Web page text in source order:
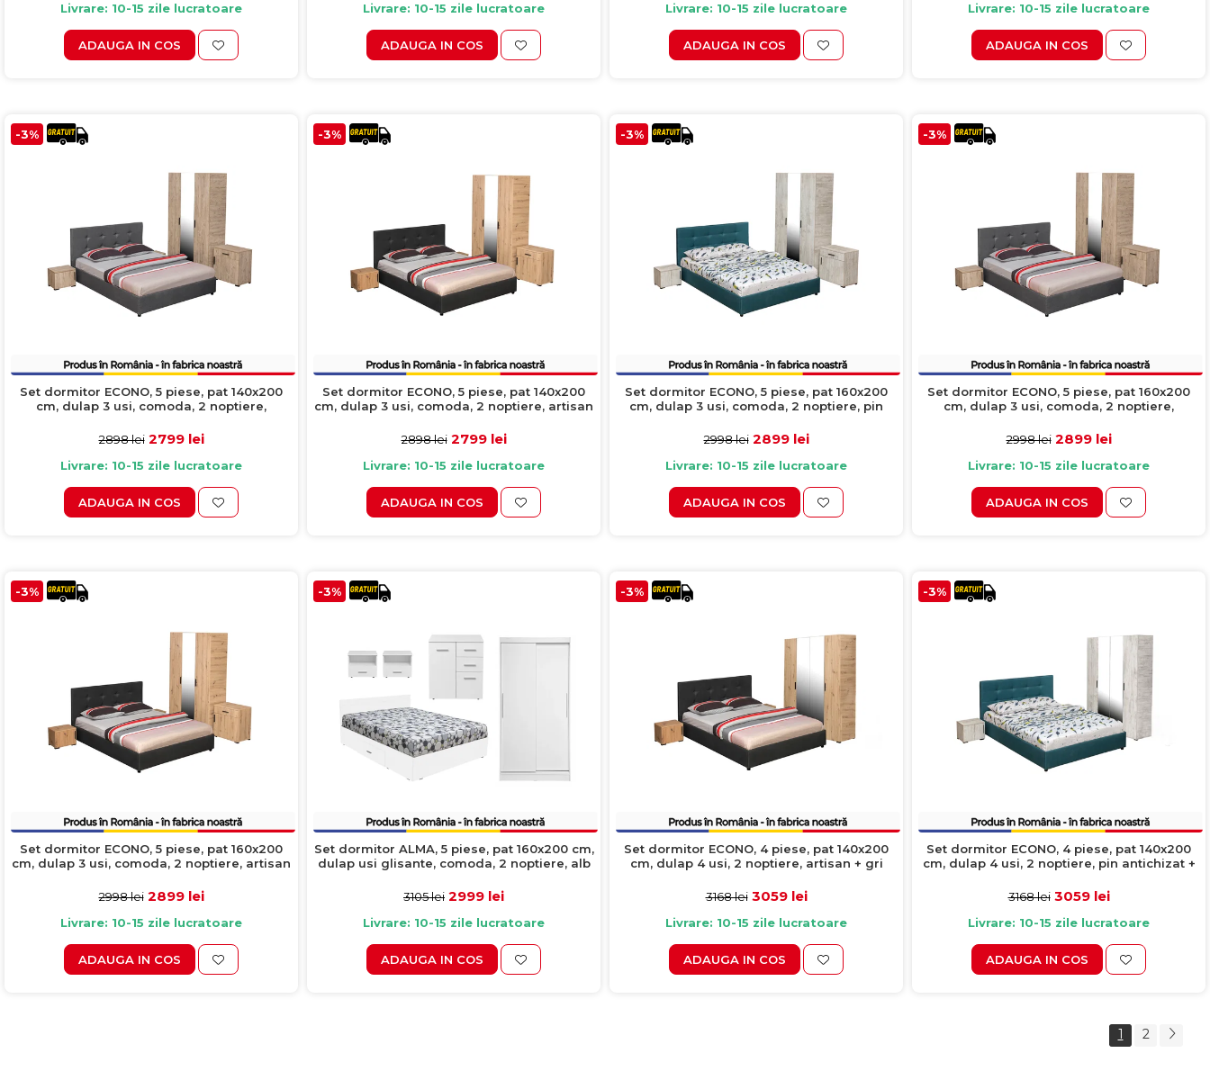
Livrare: 10-15 zile lucratoare
ADAUGA IN COS
Livrare: 10-15 zile lucratoare
ADAUGA IN COS
Livrare: 10-15 zile lucratoare
ADAUGA IN COS
Livrare: 10-15 zile lucratoare
ADAUGA IN COS
-3%
Set dormitor ECONO, 5 piese, pat 140x200
cm, dulap 3 usi, comoda, 2 noptiere,
2898 lei 2799 lei
Livrare: 10-15 zile lucratoare
ADAUGA IN COS
-3%
Set dormitor ECONO, 5 piese, pat 140x200
cm, dulap 3 usi, comoda, 2 noptiere, artisan
2898 lei 2799 lei
Livrare: 10-15 zile lucratoare
ADAUGA IN COS
-3%
Set dormitor ECONO, 5 piese, pat 160x200
cm, dulap 3 usi, comoda, 2 noptiere, pin
2998 lei 2899 lei
Livrare: 10-15 zile lucratoare
ADAUGA IN COS
-3%
Set dormitor ECONO, 5 piese, pat 160x200
cm, dulap 3 usi, comoda, 2 noptiere,
2998 lei 2899 lei
Livrare: 10-15 zile lucratoare
ADAUGA IN COS
-3%
Set dormitor ECONO, 5 piese, pat 160x200
cm, dulap 3 usi, comoda, 2 noptiere, artisan
2998 lei 2899 lei
Livrare: 10-15 zile lucratoare
ADAUGA IN COS
-3%
Set dormitor ALMA, 5 piese, pat 160x200 cm,
dulap usi glisante, comoda, 2 noptiere, alb
3105 lei 2999 lei
Livrare: 10-15 zile lucratoare
ADAUGA IN COS
-3%
Set dormitor ECONO, 4 piese, pat 140x200
cm, dulap 4 usi, 2 noptiere, artisan + gri
3168 lei 3059 lei
Livrare: 10-15 zile lucratoare
ADAUGA IN COS
-3%
Set dormitor ECONO, 4 piese, pat 140x200
cm, dulap 4 usi, 2 noptiere, pin antichizat +
3168 lei 3059 lei
Livrare: 10-15 zile lucratoare
ADAUGA IN COS
1 2